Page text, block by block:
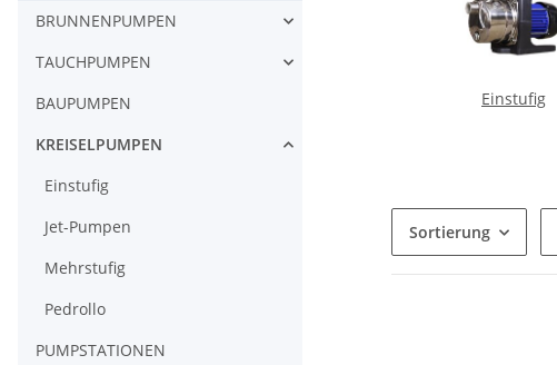
Einstufig
Sortierung
BRUNNENPUMPEN
TAUCHPUMPEN
BAUPUMPEN
KREISELPUMPEN
Einstufig
Jet-Pumpen
Mehrstufig
Pedrollo
PUMPSTATIONEN